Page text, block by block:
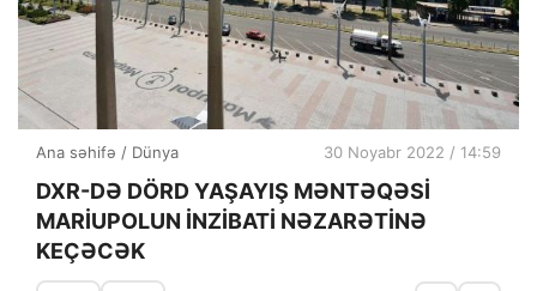
Ana səhifə / Dünya 30 Noyabr 2022 / 14:59
DXR-DƏ DÖRD YAŞAYIŞ MƏNTƏQƏSİ
MARİUPOLUN İNZİBATİ NƏZARƏTİNƏ
KEÇƏCƏK